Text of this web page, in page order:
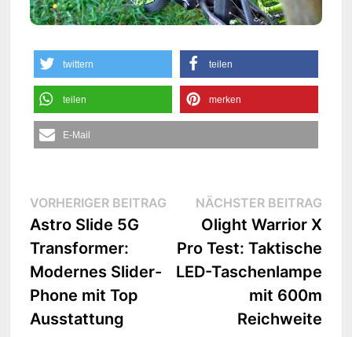
twittern teilen
teilen merken
E-Mail
Beitrags-
Navigation
VORHERIGER BEITRAGVorheriger
Beitrag:
Astro Slide 5G
Transformer:
Modernes Slider-
Phone mit Top
Ausstattung
NÄCHSTER BEITRAG
Olight Warrior X
Pro Test: Taktische
LED-Taschenlampe
mit 600m
Reichweite